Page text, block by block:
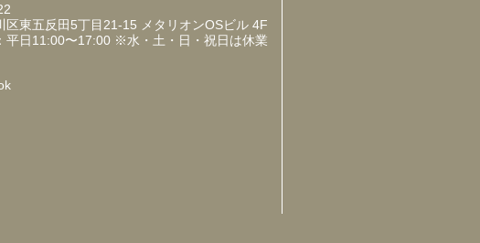
区東五反田5丁目21-15 メタリオンOSビル 4F
平日11:00〜17:00 ※水・土・日・祝日は休業